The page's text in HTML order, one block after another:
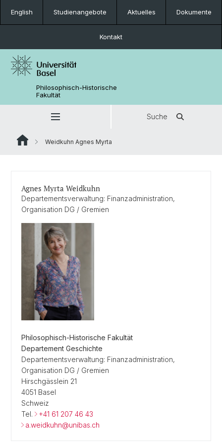
English Studienangebote Aktuelles Dokumente
Kontakt
Philosophisch-Historische
Fakultät
Suche
Weidkuhn Agnes Myrta
Agnes Myrta Weidkuhn
Departementsverwaltung: Finanzadministration,
Organisation DG / Gremien
Philosophisch-Historische Fakultät
Departement Geschichte
Departementsverwaltung: Finanzadministration,
Organisation DG / Gremien
Hirschgässlein 21
4051 Basel
Schweiz
Tel.
+41 61 207 46 43
a.weidkuhn@unibas.ch